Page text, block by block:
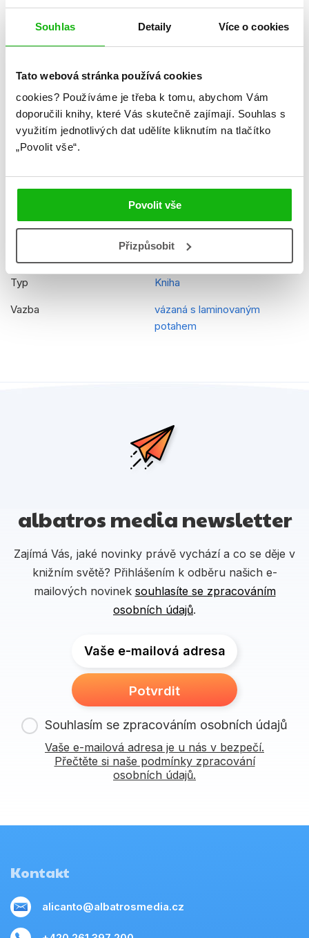
Souhlas Detaily Více o cookies
Tato webová stránka používá cookies
cookies? Používáme je třeba k tomu, abychom Vám
doporučili knihy, které Vás skutečně zajímají. Souhlas s
využitím jednotlivých dat udělíte kliknutím na tlačítko
„Povolit vše“.
Povolit vše
Přizpůsobit
Řady Disney - Ledové království
Původní název Frozen- 365 stories
Původní jazyk
Překladatel Lucie Jiránková
9788025259894
Věk od 4
Typ Kniha
Vazba
vázaná s laminovaným
potahem
albatros media newsletter
Zajímá Vás, jaké novinky právě vychází a co se děje v
knižním světě? Přihlášením k odběru našich e-
mailových novinek souhlasíte se zpracováním
osobních údajů.
Vaše e-mailová adresa
Potvrdit
Souhlasím se zpracováním osobních údajů
Vaše e-mailová adresa je u nás v bezpečí.
Přečtěte si naše podmínky zpracování
osobních údajů.
Kontakt
alicanto@albatrosmedia.cz